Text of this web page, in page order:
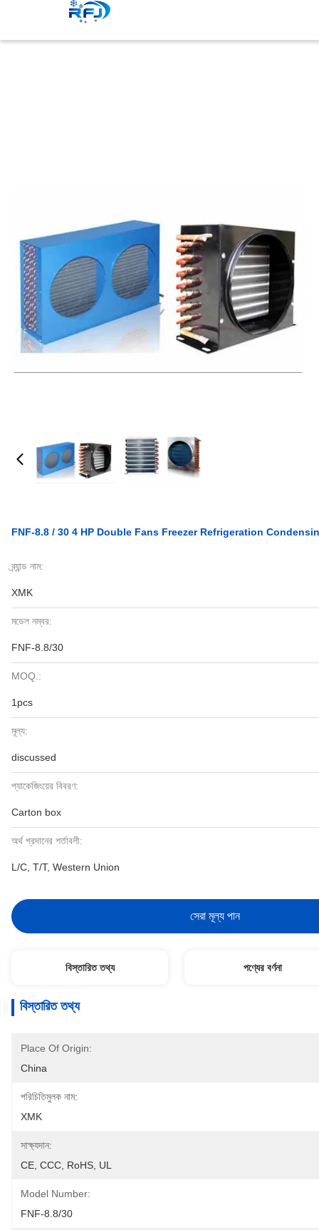
FNF-8.8 / 30 4 HP Double Fans Freezer Refrigeration
ব্র্যান্ড নাম:
XMK
মডেল নম্বর:
FNF-8.8/30
MOQ.:
1pcs
মূল্য:
discussed
প্যাকেজিংয়ের বিবরণ:
Carton box
অর্থ প্রদানের শর্তাবলী:
L/C, T/T, Western Union
সেরা মূল্য পান
বিস্তারিত তথ্য পণ্যের বর্ণনা
বিস্তারিত তথ্য
Place Of Origin:
China
পরিচিতিমুলক নাম:
XMK
সাক্ষ্যদান:
CE, CCC, RoHS, UL
Model Number:
FNF-8.8/30